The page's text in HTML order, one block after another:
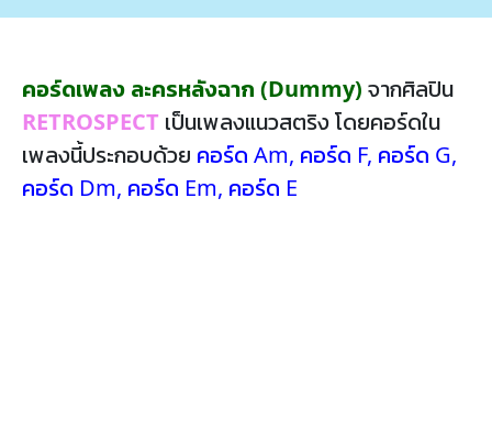
คอร์ดเพลง ละครหลังฉาก (Dummy) จากศิลปิน
RETROSPECT เป็นเพลงแนวสตริง โดยคอร์ดใน
เพลงนี้ประกอบด้วย คอร์ด Am, คอร์ด F, คอร์ด G,
คอร์ด Dm, คอร์ด Em, คอร์ด E